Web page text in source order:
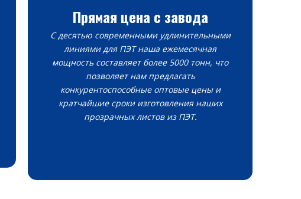
Прямая цена с завода
С десятью современными удлинительными
линиями для ПЭТ наша ежемесячная
мощность составляет более 5000 тонн, что
позволяет нам предлагать
конкурентоспособные оптовые цены и
кратчайшие сроки изготовления наших
прозрачных листов из ПЭТ.